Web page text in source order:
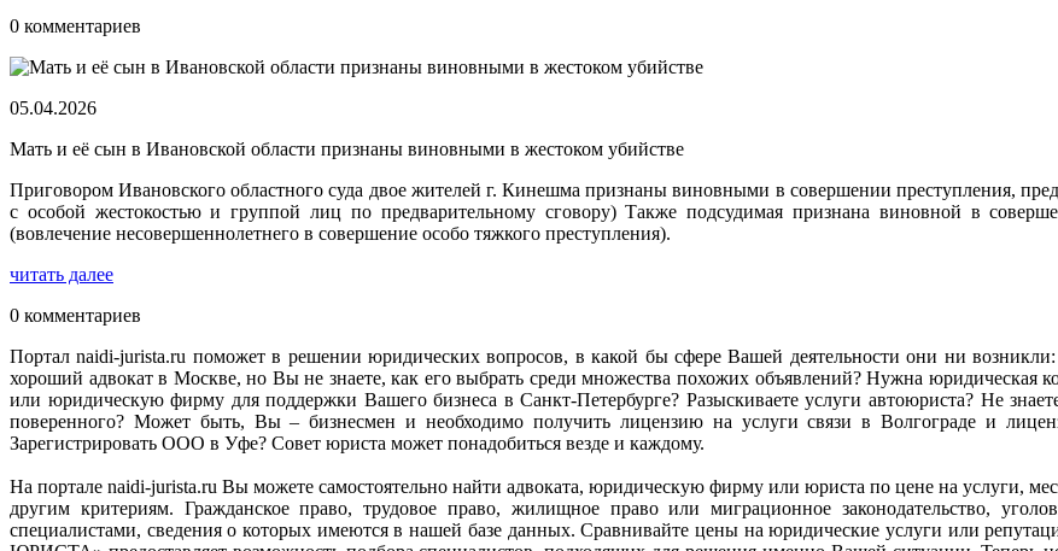
0 комментариев
05.04.2026
Мать и её сын в Ивановской области признаны виновными в жестоком убийстве
Приговором Ивановского областного суда двое жителей г. Кинешма признаны виновными в совершении преступления,
с особой жестокостью и группой лиц по предварительному сговору) Также подсудимая признана виновной в
(вовлечение несовершеннолетнего в совершение особо тяжкого преступления).
читать далее
0 комментариев
Портал naidi-jurista.ru поможет в решении юридических вопросов, в какой бы сфере Вашей деятельности они ни возникли:
хороший адвокат в Москве, но Вы не знаете, как его выбрать среди множества похожих объявлений? Нужна юридическая
или юридическую фирму для поддержки Вашего бизнеса в Санкт-Петербурге? Разыскиваете услуги автоюриста? Не
поверенного? Может быть, Вы – бизнесмен и необходимо получить лицензию на услуги связи в Волгограде и
Зарегистрировать ООО в Уфе? Совет юриста может понадобиться везде и каждому.
На портале naidi-jurista.ru Вы можете самостоятельно найти адвоката, юридическую фирму или юриста по цене на услуги,
другим критериям. Гражданское право, трудовое право, жилищное право или миграционное законодательство,
специалистами, сведения о которых имеются в нашей базе данных. Сравнивайте цены на юридические услуги или